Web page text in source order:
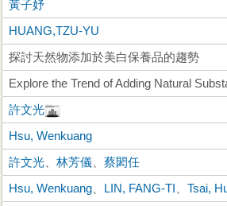
黃子妤
HUANG,TZU-YU
探討天然物添加於美白保養品的趨勢
Explore the Trend of Adding Natural
許文光
Hsu, Wenkuang
許文光 、林芳儀 、蔡閎任
Hsu, Wenkuang LIN, FANG-TI 、Tsai,